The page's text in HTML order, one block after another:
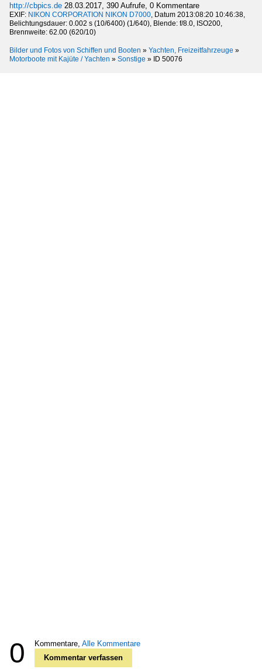
http://cbpics.de 28.03.2017, 390 Aufrufe, 0 Kommentare
EXIF: NIKON CORPORATION NIKON D7000, Datum 2013:08:20 10:46:38,
Belichtungsdauer: 0.002 s (10/6400) (1/640), Blende: f/8.0, ISO200,
Brennweite: 62.00 (620/10)
Bilder und Fotos von Schiffen und Booten » Yachten, Freizeitfahrzeuge »
Motorboote mit Kajüte / Yachten » Sonstige » ID 50076
0 Kommentare, Alle Kommentare
Kommentar verfassen